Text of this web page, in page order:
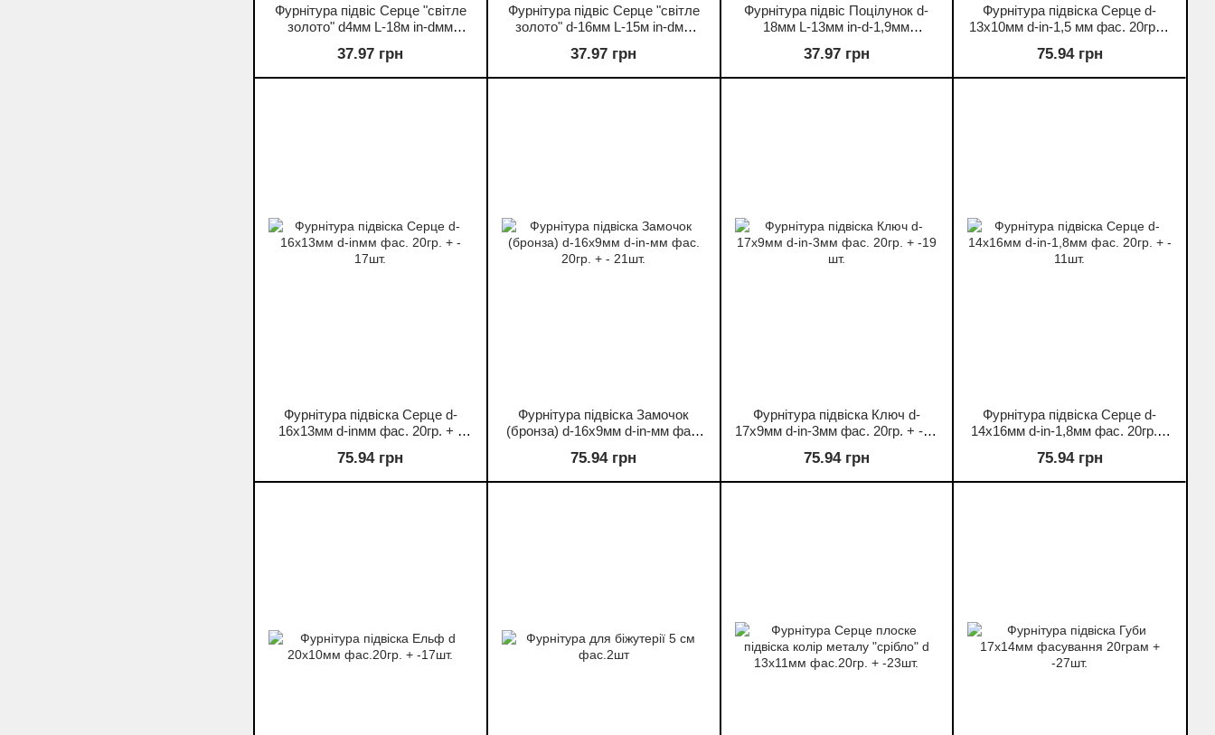
Фурнітура підвіс Серце "світле
золото" d4мм L-18м in-dмм
37.97 грн
Фурнітура підвіс Серце "світле
золото" d-16мм L-15м in-dмм
37.97 грн
Фурнітура підвіс Поцілунок d-
18мм L-13мм in-d-1,9мм
37.97 грн
Фурнітура підвіска Серце d-
13х10мм d-in-1,5 мм фас. 20гр. +
75.94 грн
Фурнітура підвіска Серце d-
16х13мм d-inмм фас. 20гр. + -
75.94 грн
Фурнітура підвіска Замочок
(бронза) d-16х9мм d-in-мм фас.
75.94 грн
Фурнітура підвіска Ключ d-
17х9мм d-in-3мм фас. 20гр. + -19
75.94 грн
Фурнітура підвіска Серце d-
14х16мм d-in-1,8мм фас. 20гр. +
75.94 грн